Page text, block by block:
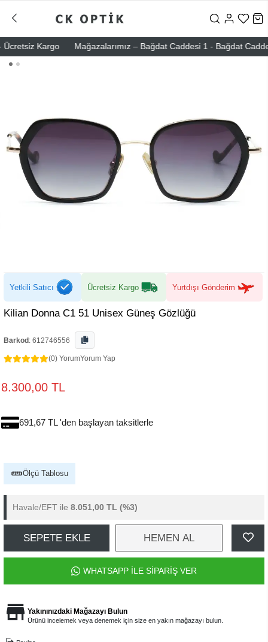
Kargo Mağazalarımız – Bağdat Caddesi 1 - Bağdat
Yetkili Satıcı Ücretsiz Kargo Yurtdışı Gönderim
Kilian Donna C1 51 Unisex Güneş Gözlüğü
Barkod : 612746556
(0) YorumYorum Yap
8.300,00 TL
691,67 TL 'den başlayan taksitlerle
Ölçü Tablosu
Havale/EFT ile 8.051,00 TL (%3)
SEPETE EKLE HEMEN AL
WHATSAPP İLE SİPARİŞ VER
Yakınınızdaki Mağazayı Bulun
Ürünü incelemek veya denemek için size en yakın mağazayı bulun.